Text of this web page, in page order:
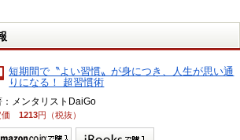
短期間で〝よい習慣〟が身につき、人生が思い通
りになる！ 超習慣術
：メンタリストDaiGo
価1213円（税抜）